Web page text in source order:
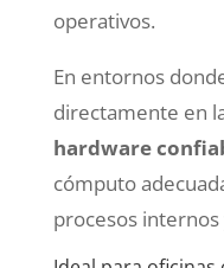
operativos.
En entornos
directamente en
hardware
cómputo
procesos